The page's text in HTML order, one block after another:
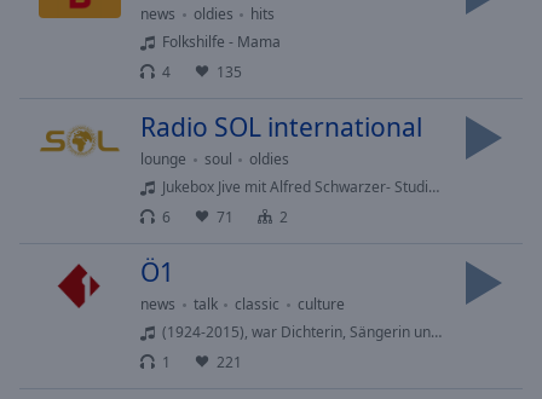
news oldies
hits
Folkshilfe - Mama
4
135
Radio SOL international
lounge soul
oldies
Jukebox Jive mit Alfred Schwarzer- Studio Wien 2
6
71 2
Ö1
news talk classic
culture
(1924-2015), war Dichterin, Sängerin und eine der ersten ...
1
221